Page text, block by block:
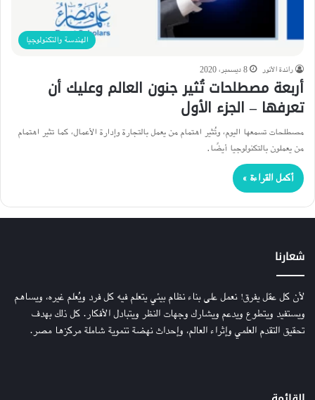
الهندسة والتكنولوجيا
راندة الأنور 8 ديسمبر، 2020
أربعة مصطلحات تُثير جنون العالم وعليك أن
تعرفها – الجزء الأول
مصطلحات تسمعها اليوم، وتُثير اهتمام من يعمل بالتجارة وإدارة الأعمال، كما تثير اهتمام
من يعملون بالتكنولوجيا أيضًا.
أكمل القراءة »
شعارنا
لأن كل عقل يفرق! نعمل على بناء نظام بيئي يتعلم فيه كل فرد ويُعلم غيره، ويساهم
ويستفيد ويتطوع ويدعم ويشارك وجهات النظر ويتبادل الأفكار. كل ذلك بهدف
تحقيق التقدم العلمي وإثراء العالم، وإحداث نهضة تنموية شاملة مركزها مصر.